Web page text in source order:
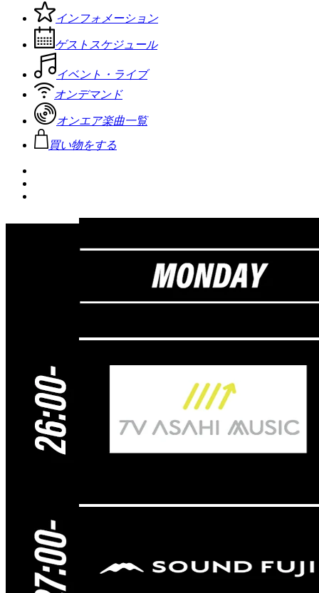
インフォメーション
ゲストスケジュール
イベント・ライブ
オンデマンド
オンエア楽曲一覧
買い物をする